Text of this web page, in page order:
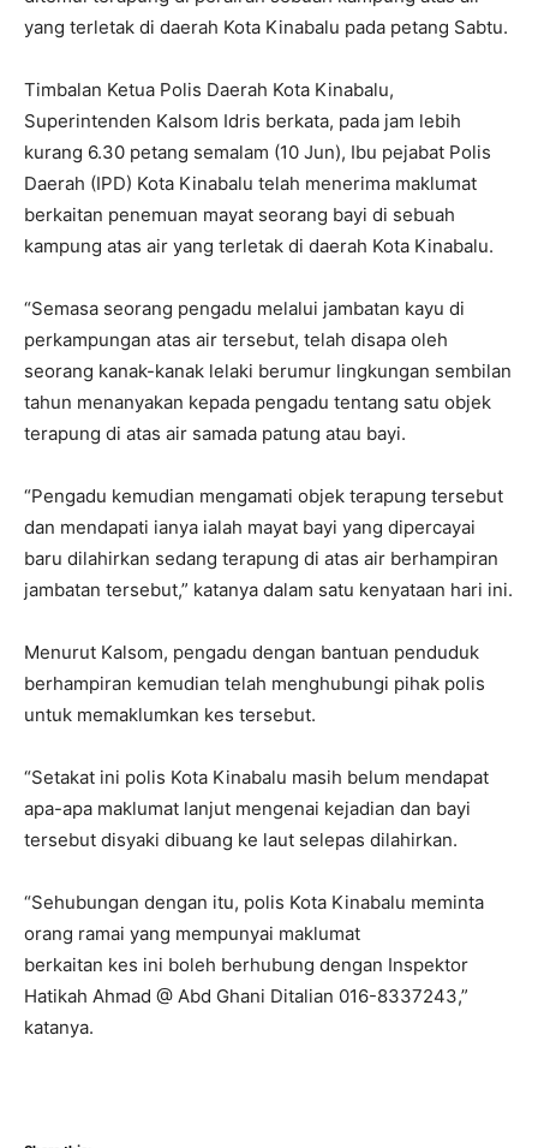
yang terletak di daerah Kota Kinabalu pada petang Sabtu.
Timbalan Ketua Polis Daerah Kota Kinabalu,
Superintenden Kalsom Idris berkata, pada jam lebih
kurang 6.30 petang semalam (10 Jun), Ibu pejabat Polis
Daerah (IPD) Kota Kinabalu telah menerima maklumat
berkaitan penemuan mayat seorang bayi di sebuah
kampung atas air yang terletak di daerah Kota Kinabalu.
“Semasa seorang pengadu melalui jambatan kayu di
perkampungan atas air tersebut, telah disapa oleh
seorang kanak-kanak lelaki berumur lingkungan sembilan
tahun menanyakan kepada pengadu tentang satu objek
terapung di atas air samada patung atau bayi.
“Pengadu kemudian mengamati objek terapung tersebut
dan mendapati ianya ialah mayat bayi yang dipercayai
baru dilahirkan sedang terapung di atas air berhampiran
jambatan tersebut,” katanya dalam satu kenyataan hari ini.
Menurut Kalsom, pengadu dengan bantuan penduduk
berhampiran kemudian telah menghubungi pihak polis
untuk memaklumkan kes tersebut.
“Setakat ini polis Kota Kinabalu masih belum mendapat
apa-apa maklumat lanjut mengenai kejadian dan bayi
tersebut disyaki dibuang ke laut selepas dilahirkan.
“Sehubungan dengan itu, polis Kota Kinabalu meminta
orang ramai yang mempunyai maklumat
berkaitan kes ini boleh berhubung dengan Inspektor
Hatikah Ahmad @ Abd Ghani Ditalian 016-8337243,”
katanya.